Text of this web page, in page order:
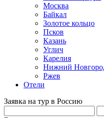
Москва
Байкал
Золотое кольцо
Псков
Казань
Углич
Карелия
Нижний
Ржев
Отели
Заявка на тур в Россию